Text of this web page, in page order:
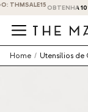
OBTENHA
Home / Utensílios de